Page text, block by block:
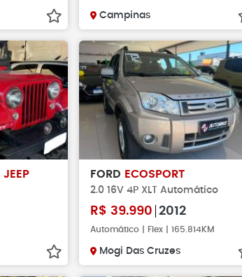
Campinas
JEEP FORD ECOSPORT
2.0 16V 4P XLT Automático
R$ 39.990 2012
Automático | Flex | 165.814KM
Mogi Das Cruzes